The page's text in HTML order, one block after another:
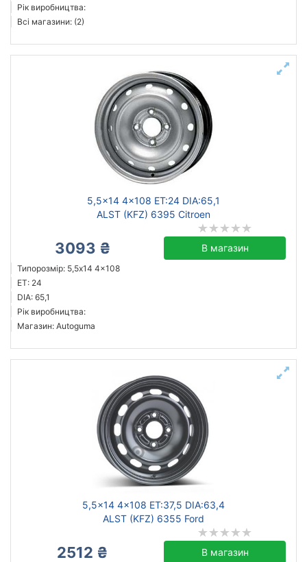
Рік виробництва:
Всі магазини: (2)
5,5x14 4x108 ET:24 DIA:65,1
ALST (KFZ) 6395 Citroen
3093 ₴ В магазин
Типорозмір: 5,5x14 4x108
ET: 24
DIA: 65,1
Рік виробництва:
Магазин: Autoguma
5,5x14 4x108 ET:37,5 DIA:63,4
ALST (KFZ) 6355 Ford
2512 ₴ В магазин